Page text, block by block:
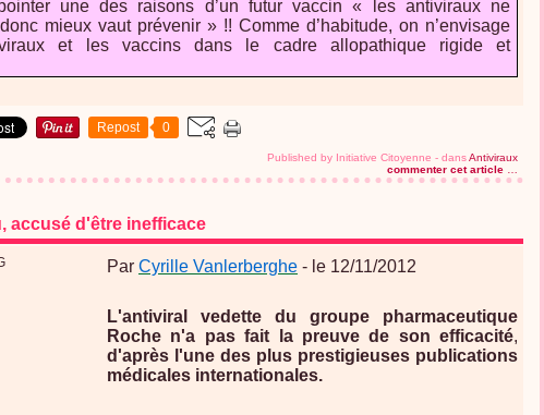
une des raisons d’un futur vaccin « les antiviraux ne
mieux vaut prévenir » !! Comme d’habitude, on n’envisage
et les vaccins dans le cadre allopathique rigide et
Repost 0
Published by Initiative Citoyenne - dansAntiviraux
commenter cet article …
accusé d'être inefficace
Par Cyrille Vanlerberghe - le 12/11/2012
L'antiviral vedette du groupe pharmaceutique
Roche n'a pas fait la preuve de son efficacité,
d'après l'une des plus prestigieuses publications
médicales internationales.